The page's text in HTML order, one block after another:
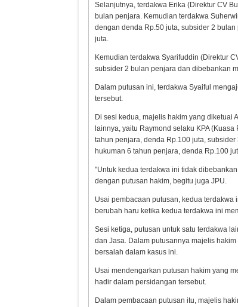
Selanjutnya, terdakwa Erika (Direktur CV
bulan penjara. Kemudian terdakwa
dengan denda Rp.50 juta, subsider 2
juta.
Kemudian terdakwa Syarifuddin (Direktur
subsider 2 bulan penjara dan dibebankan
Dalam putusan ini, terdakwa Syaiful
tersebut.
Di sesi kedua, majelis hakim yang diketuai
lainnya, yaitu Raymond selaku KPA
tahun penjara, denda Rp.100 juta,
hukuman 6 tahun penjara, denda Rp.100
"Untuk kedua terdakwa ini tidak
dengan putusan hakim, begitu juga JPU.
Usai pembacaan putusan, kedua
berubah haru ketika kedua terdakwa ini
Sesi ketiga, putusan untuk satu terdakwa
dan Jasa. Dalam putusannya majelis
bersalah dalam kasus ini.
Usai mendengarkan putusan hakim yang
hadir dalam persidangan tersebut.
Dalam pembacaan putusan itu, majelis